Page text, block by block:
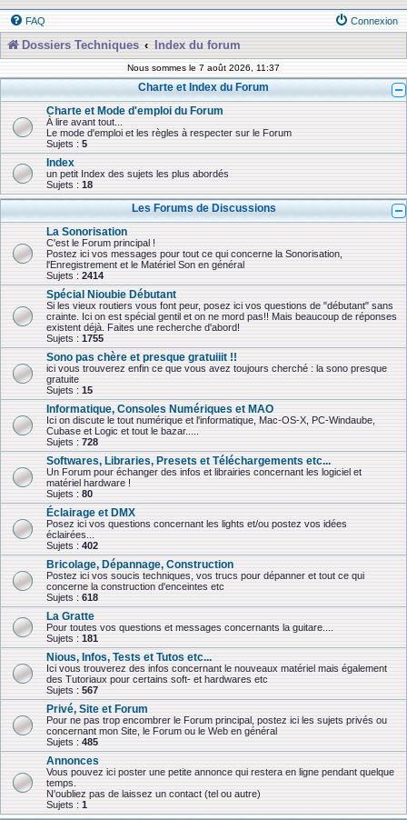
FAQ Connexion
Dossiers Techniques Index du forum
Nous sommes le 7 août 2026, 11:37
Charte et Index du Forum
Charte et Mode d'emploi du Forum
À lire avant tout...
Le mode d'emploi et les règles à respecter sur le Forum
Sujets : 5
Index
un petit Index des sujets les plus abordés
Sujets : 18
Les Forums de Discussions
La Sonorisation
C'est le Forum principal !
Postez ici vos messages pour tout ce qui concerne la Sonorisation,
l'Enregistrement et le Matériel Son en général
Sujets : 2414
Spécial Nioubie Débutant
Si les vieux routiers vous font peur, posez ici vos questions de "débutant" sans
crainte. Ici on est spécial gentil et on ne mord pas!! Mais beaucoup de réponses
existent déjà. Faites une recherche d'abord!
Sujets : 1755
Sono pas chère et presque gratuiiit !!
ici vous trouverez enfin ce que vous avez toujours cherché : la sono presque
gratuite
Sujets : 15
Informatique, Consoles Numériques et MAO
Ici on discute le tout numérique et l'informatique, Mac-OS-X, PC-Windaube,
Cubase et Logic et tout le bazar.....
Sujets : 728
Softwares, Libraries, Presets et Téléchargements etc...
Un Forum pour échanger des infos et librairies concernant les logiciel et
matériel hardware !
Sujets : 80
Éclairage et DMX
Posez ici vos questions concernant les lights et/ou postez vos idées
éclairées...
Sujets : 402
Bricolage, Dépannage, Construction
Postez ici vos soucis techniques, vos trucs pour dépanner et tout ce qui
concerne la construction d'enceintes etc
Sujets : 618
La Gratte
Pour toutes vos questions et messages concernants la guitare....
Sujets : 181
Nious, Infos, Tests et Tutos etc...
Ici vous trouverez des infos concernant le nouveaux matériel mais également
des Tutoriaux pour certains soft- et hardwares etc
Sujets : 567
Privé, Site et Forum
Pour ne pas trop encombrer le Forum principal, postez ici les sujets privés ou
concernant mon Site, le Forum ou le Web en général
Sujets : 485
Annonces
Vous pouvez ici poster une petite annonce qui restera en ligne pendant quelque
temps.
N'oubliez pas de laissez un contact (tel ou autre)
Sujets : 1